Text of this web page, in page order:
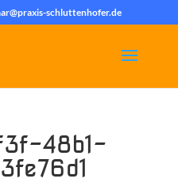
schluttenhofer.de
48b1-